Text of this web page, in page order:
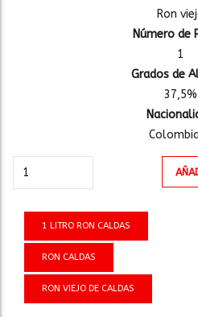
Ron
Número de
1
Grados de
37,5%
VIEJO
CALDAS
1Lt
1 LITRO RON CALDAS
RON CALDAS
RON VIEJO DE CALDAS